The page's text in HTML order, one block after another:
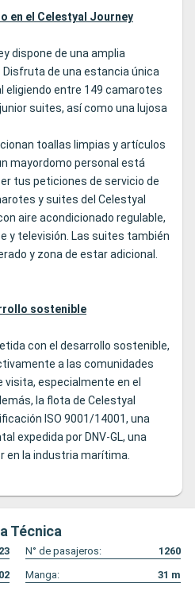
en el Celestyal Journey
dispone de una amplia
de una estancia única
eligiendo entre 149 camarotes
suites, así como una lujosa
toallas limpias y artículos
mayordomo personal está
tus peticiones de servicio de
y suites del Celestyal
aire acondicionado regulable,
y televisión. Las suites también
y zona de estar adicional.
sostenible
con el desarrollo sostenible,
a las comunidades
visita, especialmente en el
la flota de Celestyal
ISO 9001/14001, una
expedida por DNV-GL, una
en la industria marítima.
Técnica
N° de pasajeros:
1260
Manga: 31 m